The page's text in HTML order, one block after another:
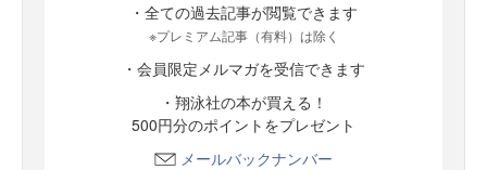
・全ての過去記事が閲覧できます
※プレミアム記事（有料）は除く
・会員限定メルマガを受信できます
・翔泳社の本が買える！
500円分のポイントをプレゼント
メールバックナンバー